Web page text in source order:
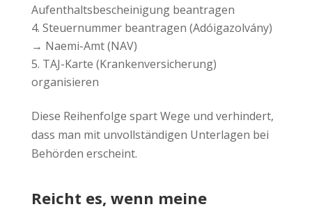
Aufenthaltsbescheinigung beantragen
Steuernummer beantragen (Adóigazolvány)
→ Naemi-Amt (NAV)
TAJ-Karte (Krankenversicherung)
organisieren
Diese Reihenfolge spart Wege und verhindert,
dass man mit unvollständigen Unterlagen bei
Behörden erscheint.
Reicht es, wenn meine